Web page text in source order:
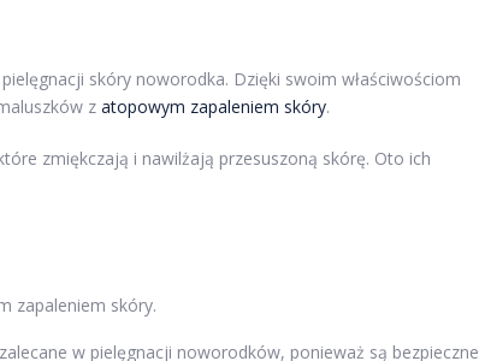
skóry noworodka. Dzięki swoim właściwościom
z atopowym zapaleniem skóry.
zmiękczają i nawilżają przesuszoną skórę. Oto ich
zapaleniem skóry.
w pielęgnacji noworodków, ponieważ są bezpieczne